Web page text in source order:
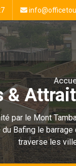
&
par le Mont
du Bafing le
traverse les